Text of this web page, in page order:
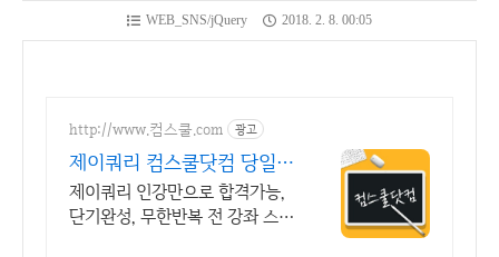
WEB_SNS/jQuery 2018. 2. 8. 00:05
http://www.컴스쿨.com 광고
제이쿼리 컴스쿨닷컴 당일
신청&결제시 기프티콘!
제이쿼리 인강만으로 합격가능,
단기완성, 무한반복 전 강좌 스마